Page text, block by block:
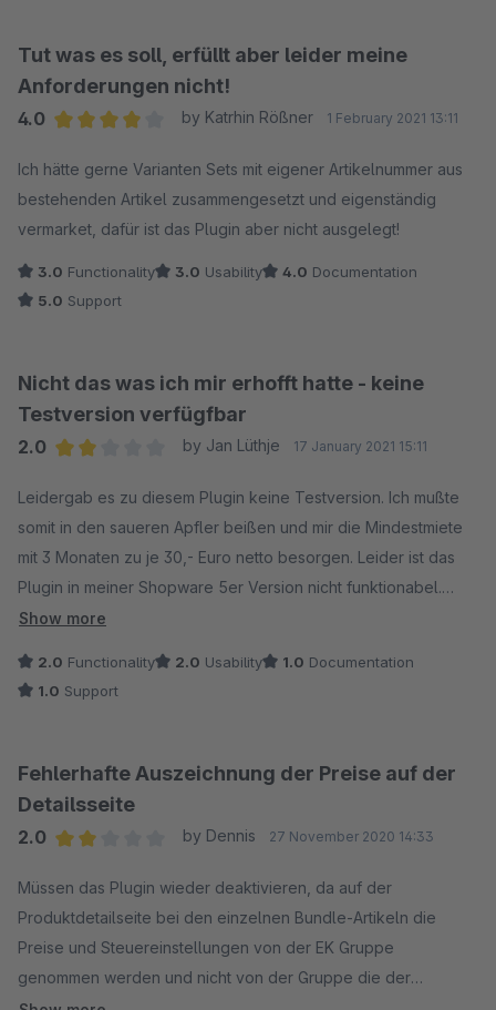
Tut was es soll, erfüllt aber leider meine
Anforderungen nicht!
4.0
by Katrhin Rößner 1 February 2021 13:11
Ich hätte gerne Varianten Sets mit eigener Artikelnummer aus
bestehenden Artikel zusammengesetzt und eigenständig
vermarket, dafür ist das Plugin aber nicht ausgelegt!
3.0 Functionality 3.0 Usability 4.0 Documentation
5.0 Support
Nicht das was ich mir erhofft hatte - keine
Testversion verfügfbar
2.0
by Jan Lüthje 17 January 2021 15:11
Leidergab es zu diesem Plugin keine Testversion. Ich mußte
somit in den saueren Apfler beißen und mir die Mindestmiete
mit 3 Monaten zu je 30,- Euro netto besorgen. Leider ist das
Plugin in meiner Shopware 5er Version nicht funktionabel.
Rabatte können nur Przentual vergeben werden und
aber im Frontend nicht angezeigt. -
Show more
2.0 Functionality 2.0 Usability 1.0 Documentation
1.0 Support
Fehlerhafte Auszeichnung der Preise auf der
Detailsseite
2.0
by Dennis 27 November 2020 14:33
Müssen das Plugin wieder deaktivieren, da auf der
Produktdetailseite bei den einzelnen Bundle-Artikeln die
Preise und Steuereinstellungen von der EK Gruppe
genommen werden und nicht von der Gruppe die der